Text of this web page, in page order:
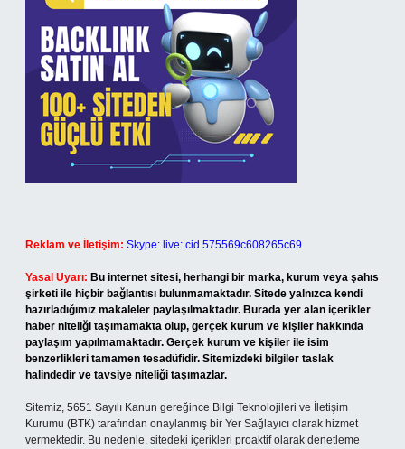
Reklam ve İletişim: Skype: live:.cid.575569c608265c69
Yasal Uyarı: Bu internet sitesi, herhangi bir marka, kurum veya şahıs
şirketi ile hiçbir bağlantısı bulunmamaktadır. Sitede yalnızca kendi
hazırladığımız makaleler paylaşılmaktadır. Burada yer alan içerikler
haber niteliği taşımamakta olup, gerçek kurum ve kişiler hakkında
paylaşım yapılmamaktadır. Gerçek kurum ve kişiler ile isim
benzerlikleri tamamen tesadüfidir. Sitemizdeki bilgiler taslak
halindedir ve tavsiye niteliği taşımazlar.
Sitemiz, 5651 Sayılı Kanun gereğince Bilgi Teknolojileri ve İletişim
Kurumu (BTK) tarafından onaylanmış bir Yer Sağlayıcı olarak hizmet
vermektedir. Bu nedenle, sitedeki içerikleri proaktif olarak denetleme